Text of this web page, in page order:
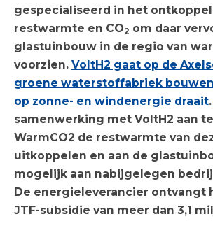
gespecialiseerd in het
restwarmte en CO2 om daar
glastuinbouw in de regio van
voorzien. VoltH2 gaat op de
groene waterstoffabriek
op zonne- en windenergie draait
samenwerking met VoltH2 aan
WarmCO2 de restwarmte van
uitkoppelen en aan de
mogelijk aan nabijgelegen
De energieleverancier ontvangt
JTF-subsidie van meer dan 3,1